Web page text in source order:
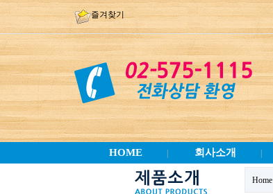
즐겨찾기
HOME 회사소개
Home